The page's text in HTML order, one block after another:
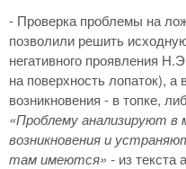
- Проверка проблемы на
позволили решить
негативного проявления
на поверхность лопаток), а
возникновения - в топке,
«Проблему анализируют в
возникновения и
там имеются» - из текста